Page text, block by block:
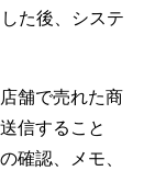
た後、システ
舗で売れた商
信すること
確認、メモ、